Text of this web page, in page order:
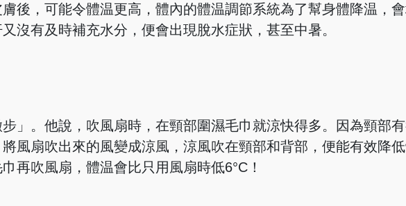
後，可能令體温更高，體內的體温調節系統為了幫身體降温，
沒有及時補充水分，便會出現脫水症狀，甚至中暑。
」。他說，吹風扇時，在頸部圍濕毛巾就涼快得多。因為頸部
風扇吹出來的風變成涼風，涼風吹在頸部和背部，便能有效降
再吹風扇，體温會比只用風扇時低6°C！